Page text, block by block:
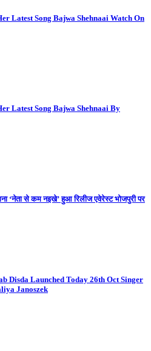
Latest Song Bajwa Shehnaai Watch On
Latest Song Bajwa Shehnaai By
‘नेता से कम नइखे’ हुआ रिलीज एवेरेस्ट भोजपुरी पर
Disda Launched Today 26th Oct Singer
Janoszek